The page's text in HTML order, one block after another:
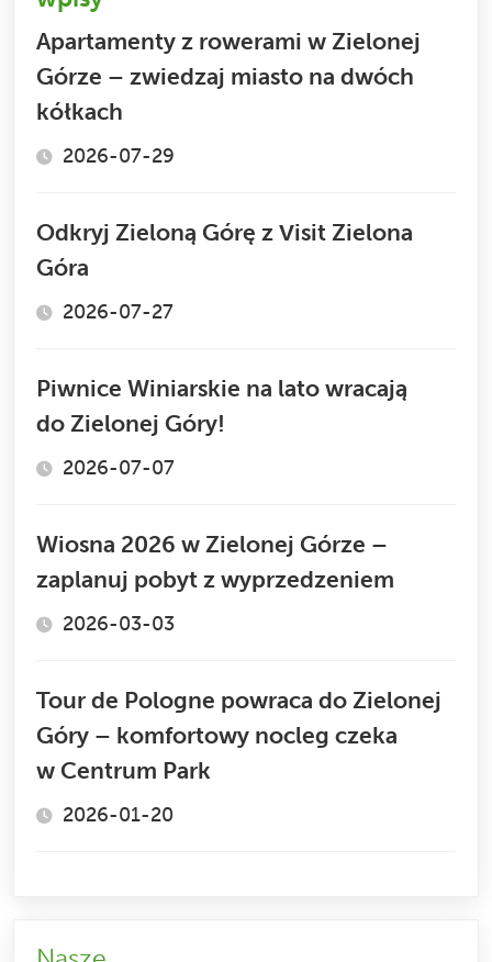
Apartamenty z rowerami w Zielonej
Górze – zwiedzaj miasto na dwóch
kółkach
2026-07-29
Odkryj Zieloną Górę z Visit Zielona
Góra
2026-07-27
Piwnice Winiarskie na lato wracają
do Zielonej Góry!
2026-07-07
Wiosna 2026 w Zielonej Górze –
zaplanuj pobyt z wyprzedzeniem
2026-03-03
Tour de Pologne powraca do Zielonej
Góry – komfortowy nocleg czeka
w Centrum Park
2026-01-20